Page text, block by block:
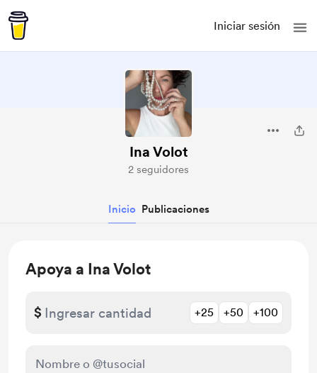
Iniciar sesión
Ina Volot
2 seguidores
Inicio Publicaciones
Apoya a Ina Volot
$ +25 +50 +100